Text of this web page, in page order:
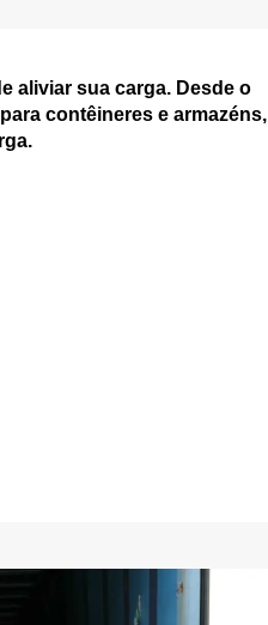
aliviar sua carga. Desde o
contêineres e armazéns,